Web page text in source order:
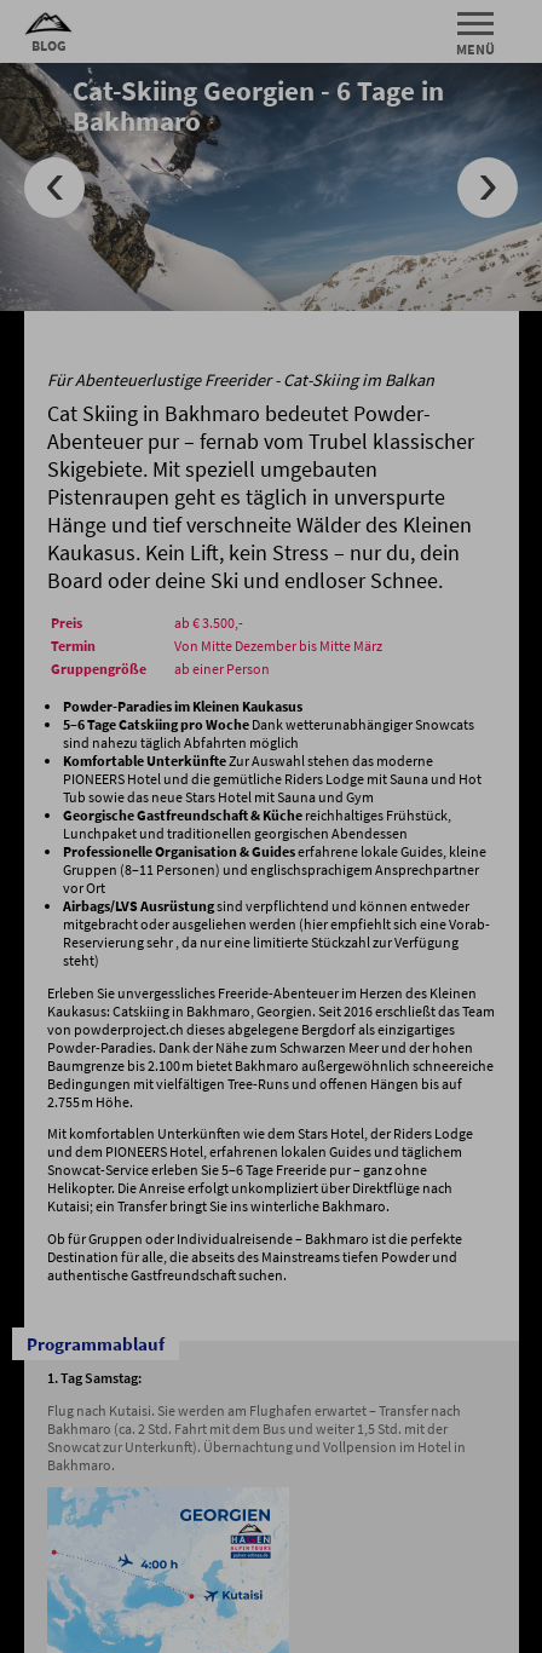
Cat-Skiing Georgien - 6 Tage in
Bakhmaro
Für Abenteuerlustige Freerider - Cat-Skiing im Balkan
Cat Skiing in Bakhmaro bedeutet Powder-
Abenteuer pur – fernab vom Trubel klassischer
Skigebiete. Mit speziell umgebauten
Pistenraupen geht es täglich in unverspurte
Hänge und tief verschneite Wälder des Kleinen
Kaukasus. Kein Lift, kein Stress – nur du, dein
Board oder deine Ski und endloser Schnee.
Preis
ab € 3.500,-
Termin
Von Mitte Dezember bis Mitte März
Gruppengröße
ab einer Person
Powder-Paradies im Kleinen Kaukasus
5–6 Tage Catskiing pro Woche Dank wetterunabhängiger Snowcats
sind nahezu täglich Abfahrten möglich
Komfortable UnterkünfteZur Auswahl stehen das moderne
PIONEERS Hotel und die gemütliche Riders Lodge mit Sauna und Hot
Tub sowie das neue Stars Hotel mit Sauna und Gym
Georgische Gastfreundschaft & Küche reichhaltiges Frühstück,
Lunchpaket und traditionellen georgischen Abendessen
Professionelle Organisation & Guideserfahrene lokale Guides, kleine
Gruppen (8–11 Personen) und englischsprachigem Ansprechpartner
vor Ort
Airbags/LVS Ausrüstungsind verpflichtend und können entweder
mitgebracht oder ausgeliehen werden (hier empfiehlt sich eine Vorab-
Reservierung sehr , da nur eine limitierte Stückzahl zur Verfügung
steht)
​Erleben Sie unvergessliches Freeride-Abenteuer im Herzen des Kleinen
Kaukasus: Catskiing in Bakhmaro, Georgien. Seit 2016 erschließt das Team
von powderproject.ch dieses abgelegene Bergdorf als einzigartiges
Powder-Paradies. Dank der Nähe zum Schwarzen Meer und der hohen
Baumgrenze bis 2.100 m bietet Bakhmaro außergewöhnlich schneereiche
Bedingungen mit vielfältigen Tree-Runs und offenen Hängen bis auf
2.755 m Höhe. ​
Mit komfortablen Unterkünften wie dem Stars Hotel, der Riders Lodge
und dem PIONEERS Hotel, erfahrenen lokalen Guides und täglichem
Snowcat-Service erleben Sie 5–6 Tage Freeride pur – ganz ohne
Helikopter. Die Anreise erfolgt unkompliziert über Direktflüge nach
Kutaisi; ein Transfer bringt Sie ins winterliche Bakhmaro. ​
Ob für Gruppen oder Individualreisende – Bakhmaro ist die perfekte
Destination für alle, die abseits des Mainstreams tiefen Powder und
authentische Gastfreundschaft suchen.
Programmablauf
1. Tag Samstag:
Flug nach Kutaisi. Sie werden am Flughafen erwartet – Transfer nach
Bakhmaro (ca. 2 Std. Fahrt mit dem Bus und weiter 1,5 Std. mit der
Snowcat zur Unterkunft). Übernachtung und Vollpension im Hotel in
Bakhmaro.